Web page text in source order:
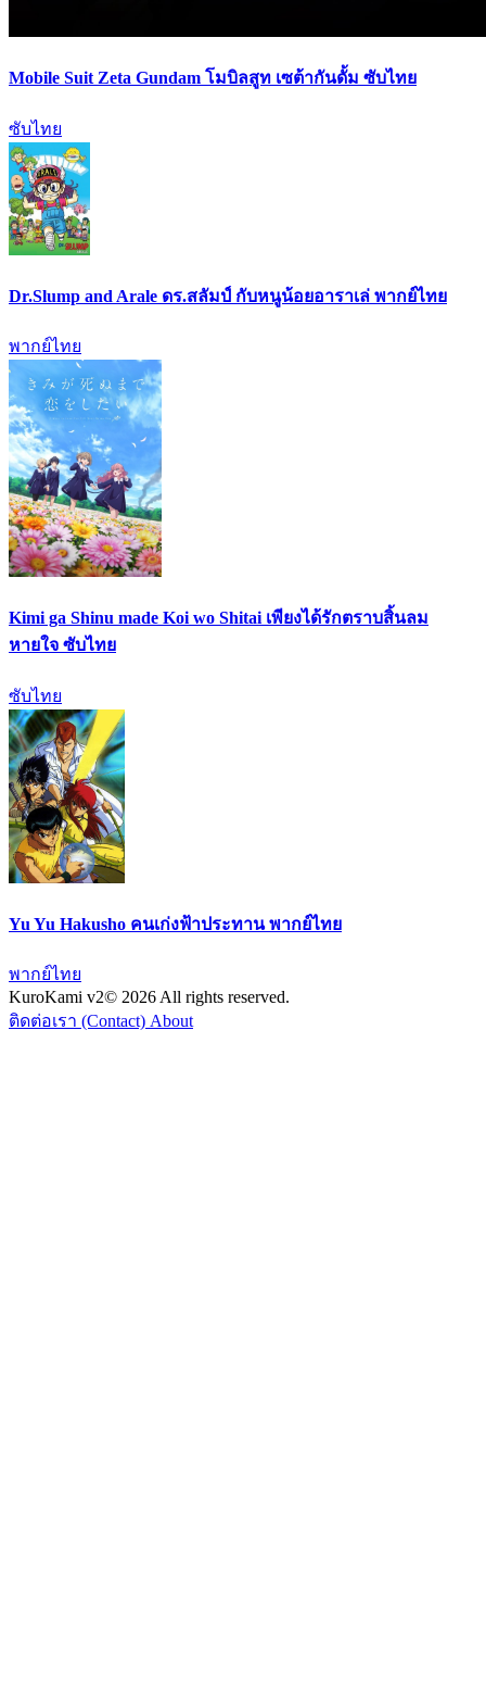
Mobile Suit Zeta Gundam โมบิลสูท เซต้ากันดั้ม ซับไทย
ซับไทย
Dr.Slump and Arale ดร.สลัมป์ กับหนูน้อยอาราเล่ พากย์ไทย
พากย์ไทย
Kimi ga Shinu made Koi wo Shitai เพียงได้รักตราบสิ้นลม
หายใจ ซับไทย
ซับไทย
Yu Yu Hakusho คนเก่งฟ้าประทาน พากย์ไทย
พากย์ไทย
KuroKami v2© 2026 All rights reserved.
ติดต่อเรา (Contact) About